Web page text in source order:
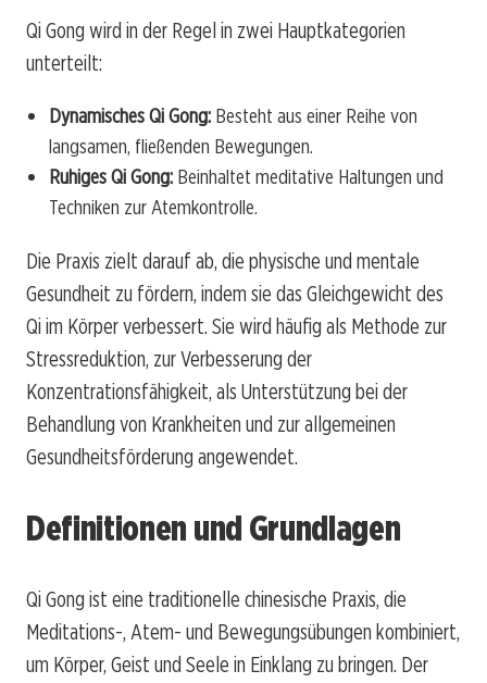
Qi Gong wird in der Regel in zwei Hauptkategorien
unterteilt:
Dynamisches Qi Gong: Besteht aus einer Reihe von
langsamen, fließenden Bewegungen.
Ruhiges Qi Gong: Beinhaltet meditative Haltungen und
Techniken zur Atemkontrolle.
Die Praxis zielt darauf ab, die physische und mentale
Gesundheit zu fördern, indem sie das Gleichgewicht des
Qi im Körper verbessert. Sie wird häufig als Methode zur
Stressreduktion, zur Verbesserung der
Konzentrationsfähigkeit, als Unterstützung bei der
Behandlung von Krankheiten und zur allgemeinen
Gesundheitsförderung angewendet.
Definitionen und Grundlagen
Qi Gong ist eine traditionelle chinesische Praxis, die
Meditations-, Atem- und Bewegungsübungen kombiniert,
um Körper, Geist und Seele in Einklang zu bringen. Der